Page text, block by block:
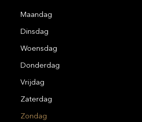
Maandag
Dinsdag
Woensdag
Donderdag
Vrijdag
Zaterdag
Zondag